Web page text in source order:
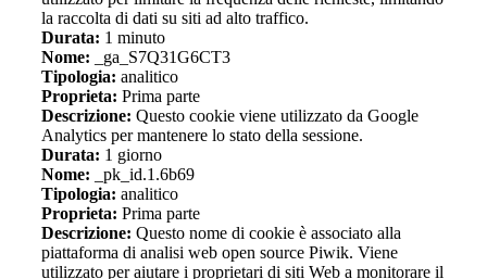
la raccolta di dati su siti ad alto traffico.
Durata: 1 minuto
Nome: _ga_S7Q31G6CT3
Tipologia: analitico
Proprieta: Prima parte
Descrizione: Questo cookie viene utilizzato da Google
Analytics per mantenere lo stato della sessione.
Durata: 1 giorno
Nome: _pk_id.1.6b69
Tipologia: analitico
Proprieta: Prima parte
Descrizione: Questo nome di cookie è associato alla
piattaforma di analisi web open source Piwik. Viene
utilizzato per aiutare i proprietari di siti Web a monitorare il